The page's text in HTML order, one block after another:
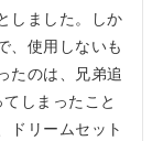
しました。しか
、使用しないも
たのは、兄弟追
しまったこと
ドリームセット